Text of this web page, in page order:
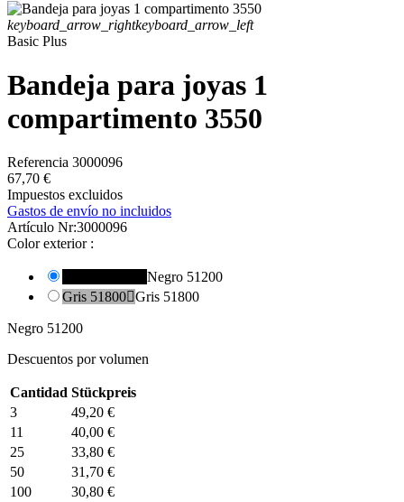
keyboard_arrow_rightkeyboard_arrow_left
Basic Plus
Bandeja para joyas 1
compartimento 3550
Referencia 3000096
67,70 €
Impuestos excluidos
Gastos de envío no incluidos
Artículo Nr:3000096
Color exterior :
Negro 51200
Gris 51800Gris 51800
Negro 51200
Descuentos por volumen
Cantidad Stückpreis
3
49,20 €
11
40,00 €
25
33,80 €
50
31,70 €
100
30,80 €